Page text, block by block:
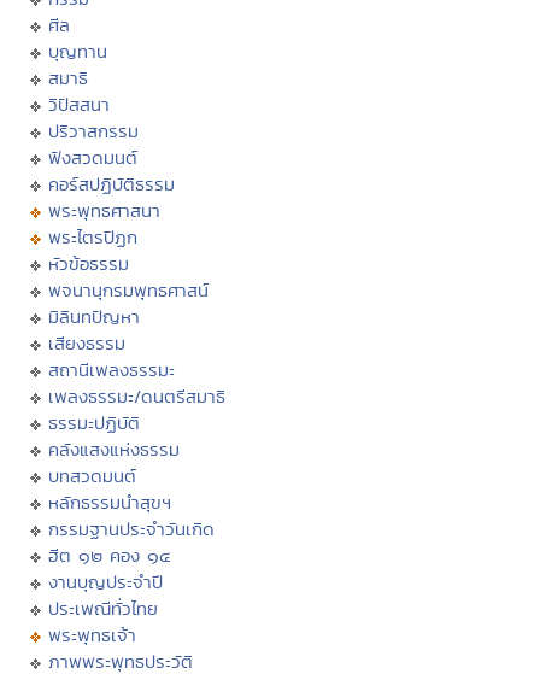
ศีล
บุญทาน
สมาธิ
วิปัสสนา
ปริวาสกรรม
ฟังสวดมนต์
คอร์สปฏิบัติธรรม
พระพุทธศาสนา
พระไตรปิฏก
หัวข้อธรรม
พจนานุกรมพุทธศาสน์
มิลินทปัญหา
เสียงธรรม
สถานีเพลงธรรมะ
เพลงธรรมะ/ดนตรีสมาธิ
ธรรมะปฏิบัติ
คลังแสงแห่งธรรม
บทสวดมนต์
หลักธรรมนำสุขฯ
กรรมฐานประจำวันเกิด
ฮีต ๑๒ คอง ๑๔
งานบุญประจำปี
ประเพณีทั่วไทย
พระพุทธเจ้า
ภาพพระพุทธประวัติ